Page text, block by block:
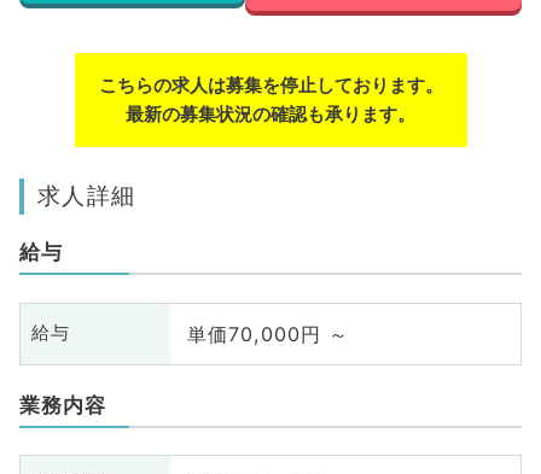
こちらの求人は募集を停止しております。
最新の募集状況の確認も承ります。
求人詳細
給与
給与 単価70,000円 ～
業務内容